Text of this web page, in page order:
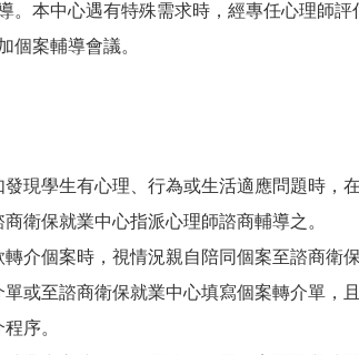
。本中心遇有特殊需求時，經專任心理師
個案輔導會議。
發現學生有心理、行為或生活適應問題時，
衛保就業中心指派心理師諮商輔導之。
轉介個案時，視情況親自陪同個案至諮商衛
單或至諮商衛保就業中心填寫個案轉介單，
序。